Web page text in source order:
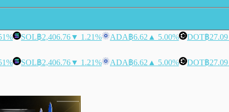
SOL฿2,406.76▼ 1.21% ADA฿6.62 ▲ 5.00% DOT฿27.09
SOL฿2,406.76▼ 1.21% ADA฿6.62 ▲ 5.00% DOT฿27.09